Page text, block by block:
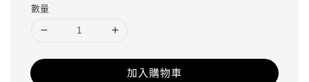
數量
加入購物車